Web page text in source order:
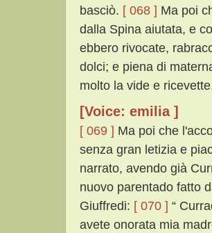
basciò. [ 068 ] Ma poi
dalla Spina aiutata, e
ebbero rivocate,
dolci; e piena di
molto la vide e
[Voice: emilia ]
[ 069 ] Ma poi che
senza gran letizia e
narrato, avendo già
nuovo parentado fatto
Giuffredi: [ 070 ] “
avete onorata mia